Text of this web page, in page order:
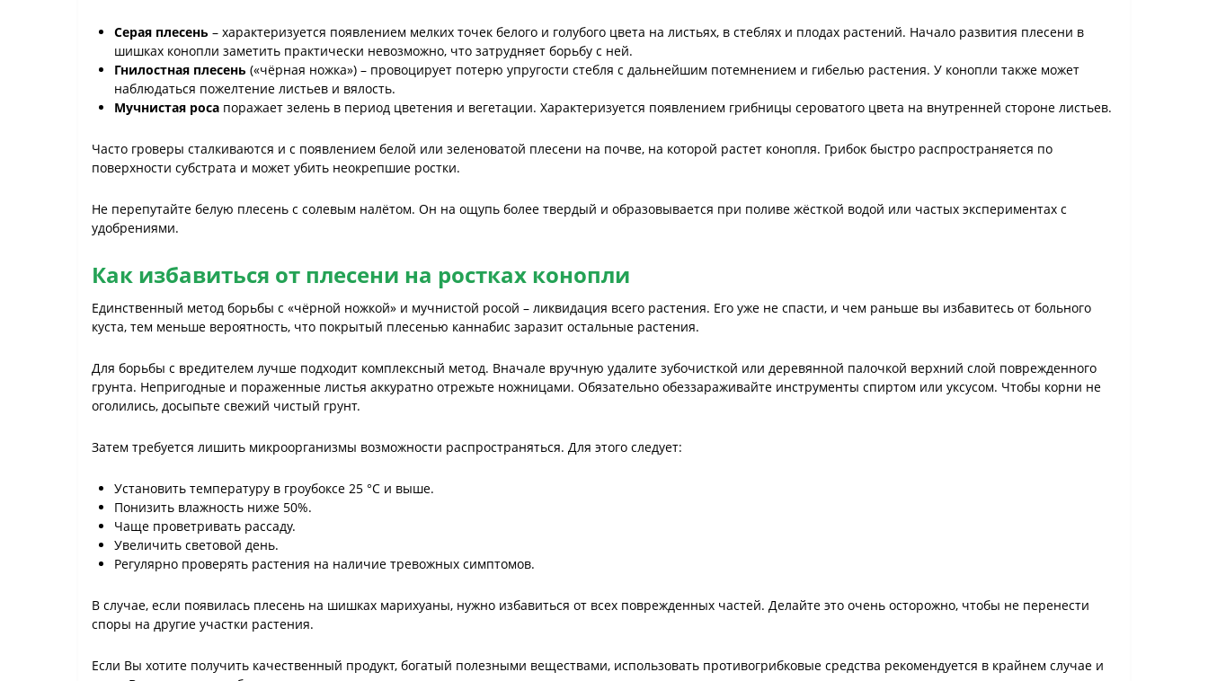
Серая плесень – характеризуется появлением мелких точек белого и голубого цвета на листьях, в стеблях и плодах растений. Начало развития плесени в
шишках конопли заметить практически невозможно, что затрудняет борьбу с ней.
Гнилостная плесень («чёрная ножка») – провоцирует потерю упругости стебля с дальнейшим потемнением и гибелью растения. У конопли также может
наблюдаться пожелтение листьев и вялость.
Мучнистая роса поражает зелень в период цветения и вегетации. Характеризуется появлением грибницы сероватого цвета на внутренней стороне листьев.
Часто гроверы сталкиваются и с появлением белой или зеленоватой плесени на почве, на которой растет конопля. Грибок быстро распространяется по
поверхности субстрата и может убить неокрепшие ростки.
Не перепутайте белую плесень с солевым налётом. Он на ощупь более твердый и образовывается при поливе жёсткой водой или частых экспериментах с
удобрениями.
Как избавиться от плесени на ростках конопли
Единственный метод борьбы с «чёрной ножкой» и мучнистой росой – ликвидация всего растения. Его уже не спасти, и чем раньше вы избавитесь от больного
куста, тем меньше вероятность, что покрытый плесенью каннабис заразит остальные растения.
Для борьбы с вредителем лучше подходит комплексный метод. Вначале вручную удалите зубочисткой или деревянной палочкой верхний слой поврежденного
грунта. Непригодные и пораженные листья аккуратно отрежьте ножницами. Обязательно обеззараживайте инструменты спиртом или уксусом. Чтобы корни не
оголились, досыпьте свежий чистый грунт.
Затем требуется лишить микроорганизмы возможности распространяться. Для этого следует:
Установить температуру в гроубоксе 25 °C и выше.
Понизить влажность ниже 50%.
Чаще проветривать рассаду.
Увеличить световой день.
Регулярно проверять растения на наличие тревожных симптомов.
В случае, если появилась плесень на шишках марихуаны, нужно избавиться от всех поврежденных частей. Делайте это очень осторожно, чтобы не перенести
споры на другие участки растения.
Если Вы хотите получить качественный продукт, богатый полезными веществами, использовать противогрибковые средства рекомендуется в крайнем случае и